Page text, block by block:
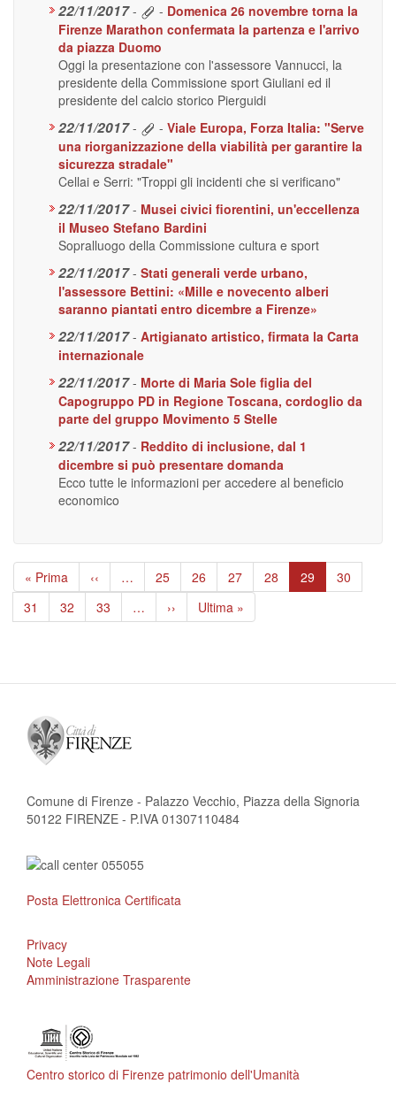
22/11/2017 - - Domenica 26 novembre torna la
Firenze Marathon confermata la partenza e l'arrivo
da piazza Duomo
Oggi la presentazione con l'assessore Vannucci, la
presidente della Commissione sport Giuliani ed il
presidente del calcio storico Pierguidi
22/11/2017 - - Viale Europa, Forza Italia: "Serve
una riorganizzazione della viabilità per garantire la
sicurezza stradale"
Cellai e Serri: "Troppi gli incidenti che si verificano"
22/11/2017 - Musei civici fiorentini, un'eccellenza
il Museo Stefano Bardini
Sopralluogo della Commissione cultura e sport
22/11/2017 - Stati generali verde urbano,
l'assessore Bettini: «Mille e novecento alberi
saranno piantati entro dicembre a Firenze»
22/11/2017 - Artigianato artistico, firmata la Carta
internazionale
22/11/2017 - Morte di Maria Sole figlia del
Capogruppo PD in Regione Toscana, cordoglio da
parte del gruppo Movimento 5 Stelle
22/11/2017 - Reddito di inclusione, dal 1
dicembre si può presentare domanda
Ecco tutte le informazioni per accedere al beneficio
economico
Paginazione
Prima
pagina
« Prima
Pagina
precedente
‹‹ … Page
25 Page
26 Page
27 Page
28
Pagina
attuale
29 Page
30
Page
31 Page
32 Page
33 …
Pagina
successiva
››
Ultima
pagina
Ultima »
Comune di Firenze - Palazzo Vecchio, Piazza della Signoria
50122 FIRENZE - P.IVA 01307110484
Posta Elettronica Certificata
Privacy
Note Legali
Amministrazione Trasparente
Centro storico di Firenze patrimonio dell'Umanità